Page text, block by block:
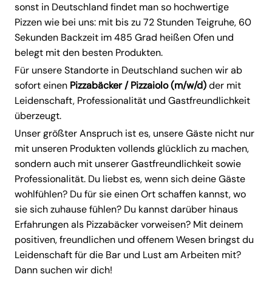
sonst in Deutschland findet man so hochwertige
Pizzen wie bei uns: mit bis zu 72 Stunden Teigruhe, 60
Sekunden Backzeit im 485 Grad heißen Ofen und
belegt mit den besten Produkten.
Für unsere Standorte in Deutschland suchen wir ab
sofort einen Pizzabäcker / Pizzaiolo (m/w/d)der mit
Leidenschaft, Professionalität und Gastfreundlichkeit
überzeugt.
Unser größter Anspruch ist es, unsere Gäste nicht nur
mit unseren Produkten vollends glücklich zu machen,
sondern auch mit unserer Gastfreundlichkeit sowie
Professionalität. Du liebst es, wenn sich deine Gäste
wohlfühlen? Du für sie einen Ort schaffen kannst, wo
sie sich zuhause fühlen? Du kannst darüber hinaus
Erfahrungen als Pizzabäcker vorweisen? Mit deinem
positiven, freundlichen und offenem Wesen bringst du
Leidenschaft für die Bar und Lust am Arbeiten mit?
Dann suchen wir dich!